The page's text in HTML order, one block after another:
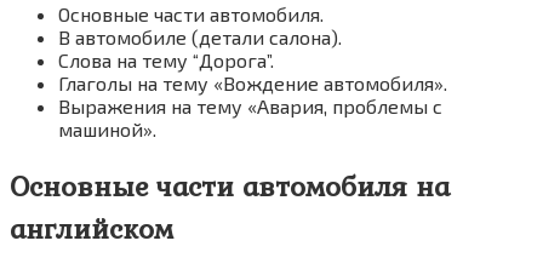
Основные части автомобиля.
В автомобиле (детали салона).
Слова на тему “Дорога”.
Глаголы на тему «Вождение автомобиля».
Выражения на тему «Авария, проблемы с
машиной».
Основные части автомобиля на
английском